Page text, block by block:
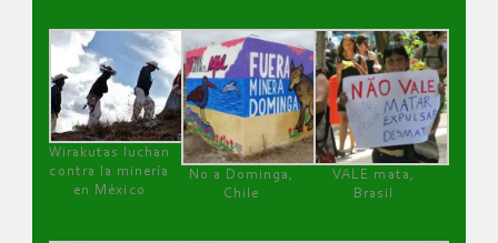
Wirakutas luchan
contra la minería
en México
No a Dominga,
Chile
VALE mata,
Brasil